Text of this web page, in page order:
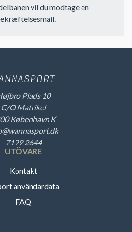
vil du modtage en
Plads 10
C/O Matrikel
København K
7199 2644
UTÖVARE
Kontakt
användardata
FAQ